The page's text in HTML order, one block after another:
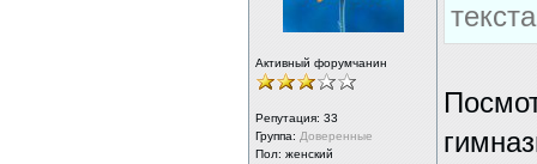
Активный форумчанин
Репутация: 33
Группа: Доверенные
Пол: женский